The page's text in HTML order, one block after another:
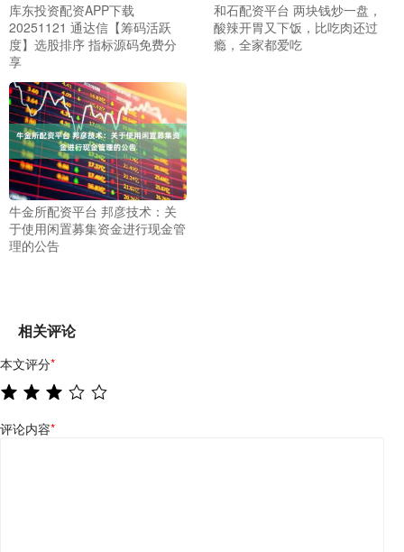
库东投资配资APP下载
20251121 通达信【筹码活跃
度】选股排序 指标源码免费分
享
和石配资平台 两块钱炒一盘，
酸辣开胃又下饭，比吃肉还过
瘾，全家都爱吃
牛金所配资平台 邦彦技术：关
于使用闲置募集资金进行现金管
理的公告
相关评论
本文评分*
评论内容*